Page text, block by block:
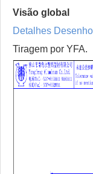
Visão global
Detalhes
Tiragem por YFA.